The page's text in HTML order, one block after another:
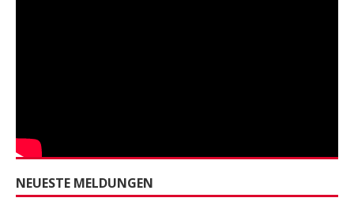
NEUESTE MELDUNGEN